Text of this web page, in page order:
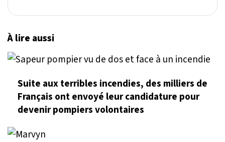
À lire aussi
Suite aux terribles incendies, des milliers de
Français ont envoyé leur candidature pour
devenir pompiers volontaires